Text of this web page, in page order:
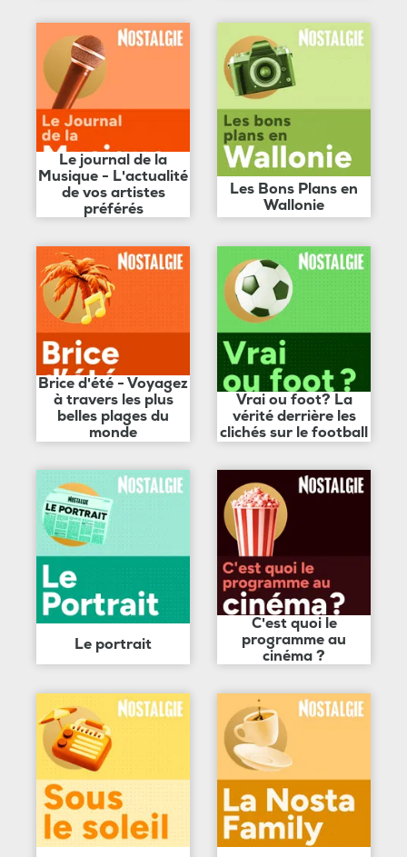
Le journal de la
Musique - L'actualité
de vos artistes
préférés
Les Bons Plans en
Wallonie
Brice d'été - Voyagez
à travers les plus
belles plages du
monde
Vrai ou foot? La
vérité derrière les
clichés sur le football
Le portrait
C'est quoi le
programme au
cinéma ?